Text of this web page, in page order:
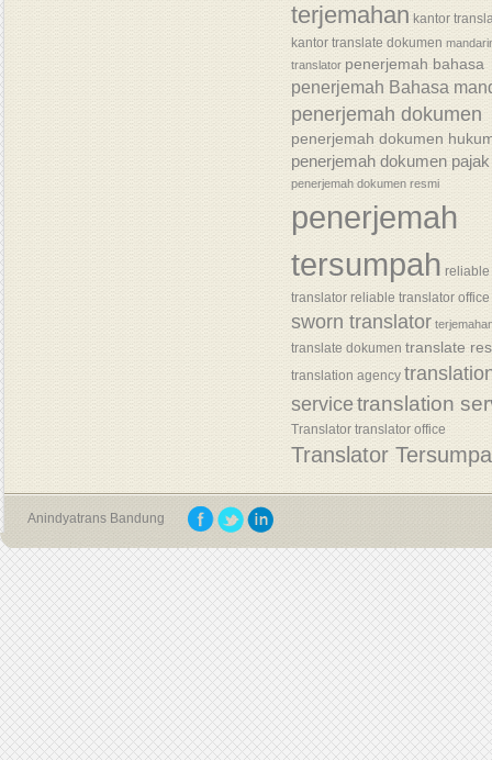
terjemahan kantor
kantor translate dokumen
translator penerjemah bahasa
penerjemah Bahasa
penerjemah dokumen
penerjemah dokumen
penerjemah dokumen pajak
penerjemah dokumen resmi
penerjemah
tersumpah reliable
translator reliable translator office
sworn translator
translate dokumen translate
translation agency
servicetranslation
Translator translator office
Translator
Anindyatrans Bandung